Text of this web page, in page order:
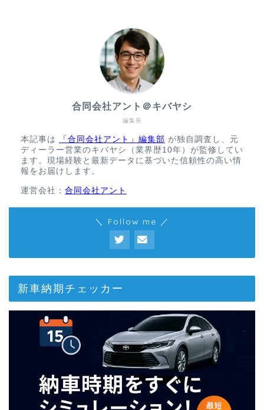
編集長
合同会社アント＠キバヤシ
本記事は 「合同会社アント」編集部 が独自調査し、元
ディーラー営業のキバヤシ（業界歴10年）が監修してい
ます。現場経験と最新データに基づいた信頼性の高い情
報をお届けします。
運営会社： 合同会社アント
＼ Follow me ／
新車納期チェッカー